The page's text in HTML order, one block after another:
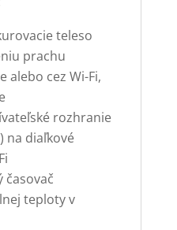
teleso
prachu
alebo cez Wi-Fi,
rozhranie
na diaľkové
časovač
teploty v